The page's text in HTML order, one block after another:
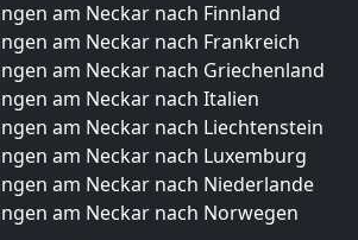
am Neckar nach Finnland
am Neckar nach Frankreich
am Neckar nach Griechenland
am Neckar nach Italien
am Neckar nach Liechtenstein
am Neckar nach Luxemburg
am Neckar nach Niederlande
am Neckar nach Norwegen